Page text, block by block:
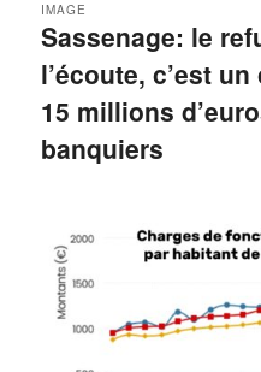
Sassenage: le
l’écoute, c’est
15 millions
banquiers
IMAGE